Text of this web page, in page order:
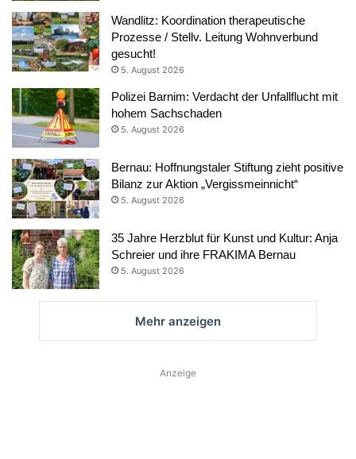
Wandlitz: Koordination therapeutische
Prozesse / Stellv. Leitung Wohnverbund
gesucht!
5. August 2026
Polizei Barnim: Verdacht der Unfallflucht mit
hohem Sachschaden
5. August 2026
Bernau: Hoffnungstaler Stiftung zieht positive
Bilanz zur Aktion „Vergissmeinnicht“
5. August 2026
35 Jahre Herzblut für Kunst und Kultur: Anja
Schreier und ihre FRAKIMA Bernau
5. August 2026
Mehr anzeigen
Anzeige